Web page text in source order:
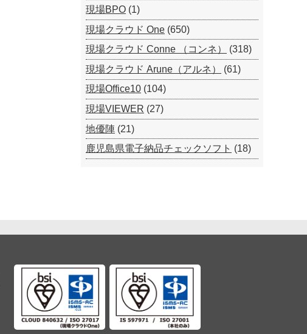
現場BPO (1)
現場クラウド One (650)
現場クラウド Conne （コンネ）
(318)
現場クラウド Arune（アルネ）
(61)
現場Office10 (104)
現場VIEWER (27)
地優陣 (21)
鹿児島県電子納品チェックソフト (18)